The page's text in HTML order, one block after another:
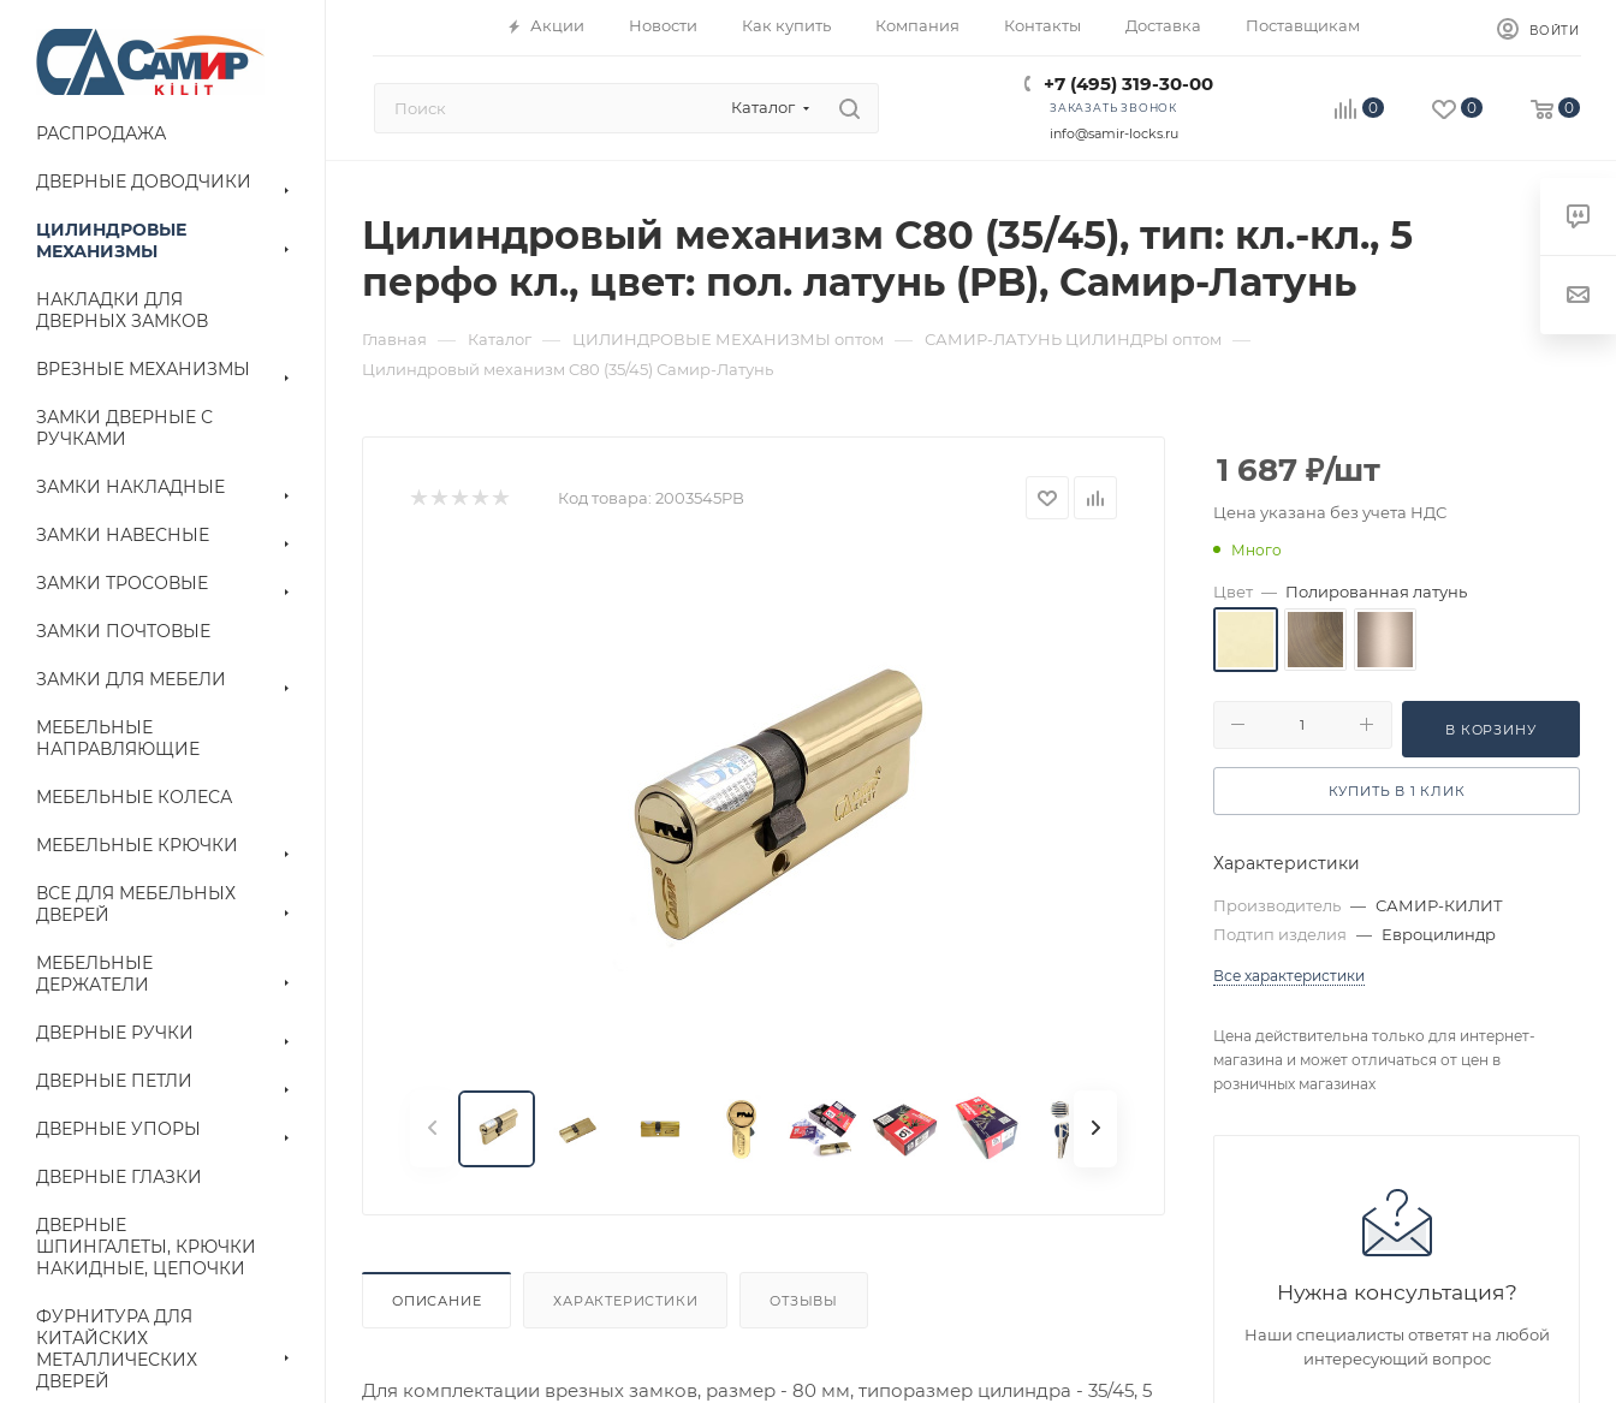
Акции Новости Как купить Компания Контакты Доставка Поставщикам ВОЙТИ
Каталог
+7 (495) 319-30-00
ЗАКАЗАТЬ ЗВОНОК
info@samir-locks.ru
0 0 0
РАСПРОДАЖА
ДВЕРНЫЕ ДОВОДЧИКИ
ЦИЛИНДРОВЫЕ
МЕХАНИЗМЫ
НАКЛАДКИ ДЛЯ
ДВЕРНЫХ ЗАМКОВ
ВРЕЗНЫЕ МЕХАНИЗМЫ
ЗАМКИ ДВЕРНЫЕ С
РУЧКАМИ
ЗАМКИ НАКЛАДНЫЕ
ЗАМКИ НАВЕСНЫЕ
ЗАМКИ ТРОСОВЫЕ
ЗАМКИ ПОЧТОВЫЕ
ЗАМКИ ДЛЯ МЕБЕЛИ
МЕБЕЛЬНЫЕ
НАПРАВЛЯЮЩИЕ
МЕБЕЛЬНЫЕ КОЛЕСА
МЕБЕЛЬНЫЕ КРЮЧКИ
ВСЕ ДЛЯ МЕБЕЛЬНЫХ
ДВЕРЕЙ
МЕБЕЛЬНЫЕ
ДЕРЖАТЕЛИ
ДВЕРНЫЕ РУЧКИ
ДВЕРНЫЕ ПЕТЛИ
ДВЕРНЫЕ УПОРЫ
ДВЕРНЫЕ ГЛАЗКИ
ДВЕРНЫЕ
ШПИНГАЛЕТЫ, КРЮЧКИ
НАКИДНЫЕ, ЦЕПОЧКИ
ФУРНИТУРА ДЛЯ
КИТАЙСКИХ
МЕТАЛЛИЧЕСКИХ
ДВЕРЕЙ
Цилиндровый механизм C80 (35/45), тип: кл.-кл., 5
перфо кл., цвет: пол. латунь (PB), Самир-Латунь
Главная — Каталог — ЦИЛИНДРОВЫЕ МЕХАНИЗМЫ оптом — САМИР-ЛАТУНЬ ЦИЛИНДРЫ оптом —
Цилиндровый механизм C80 (35/45) Самир-Латунь
Код товара: 2003545PB
ОПИСАНИЕ ХАРАКТЕРИСТИКИ ОТЗЫВЫ
Для комплектации врезных замков, размер - 80 мм, типоразмер цилиндра - 35/45, 5
1 687 ₽/шт
Цена указана без учета НДС
Много
Цвет — Полированная латунь
В КОРЗИНУ
КУПИТЬ В 1 КЛИК
Характеристики
Производитель — САМИР-КИЛИТ
Подтип изделия — Евроцилиндр
Все характеристики
Цена действительна только для интернет-
магазина и может отличаться от цен в
розничных магазинах
Нужна консультация?
Наши специалисты ответят на любой
интересующий вопрос